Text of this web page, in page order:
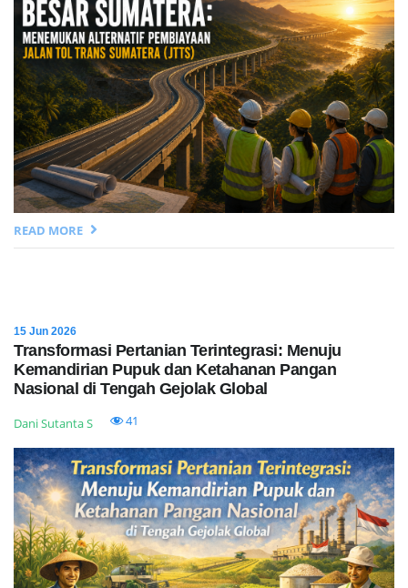
READ MORE
15 Jun 2026
Transformasi Pertanian Terintegrasi: Menuju
Kemandirian Pupuk dan Ketahanan Pangan
Nasional di Tengah Gejolak Global
Dani Sutanta S 41